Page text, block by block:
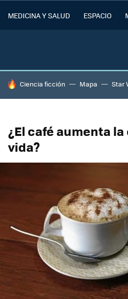
MEDICINA Y SALUD ESPACIO
HOY SE HABLA DE
Ciencia ficción Mapa Star
¿El café aumenta
vida?